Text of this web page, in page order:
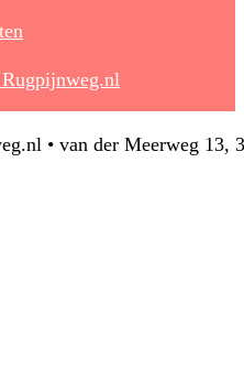
• van der Meerweg